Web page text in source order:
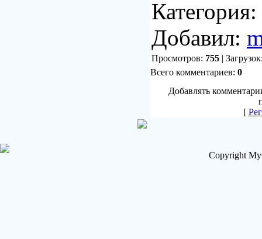
Категория:
Добавил:
Просмотров: 755 |
Всего комментариев: 0
Добавлять
[
Copyright